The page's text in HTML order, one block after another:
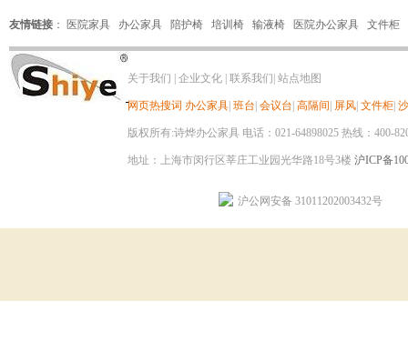
友情链接 ： 医院家具 办公家具 陪护椅 培训椅 输液椅 医院办公家具 文件柜
关于我们 企业文化 联系我们 站点地图
网页热搜词 办公家具 班台 会议台 高隔间 屏风 文件柜
版权所有:诗烨办公家具 电话：021-64898025 热线：400-
地址：上海市闵行区莘庄工业园光华路18号3楼 沪ICP备
沪公网安备 31011202003432号